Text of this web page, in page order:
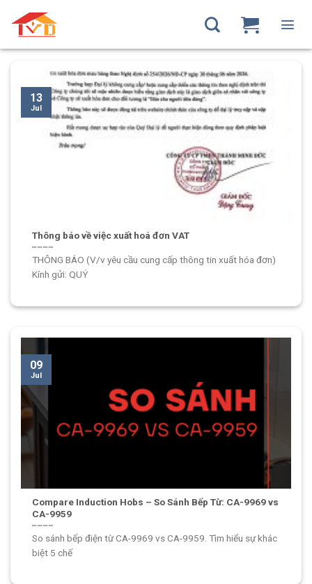
TIN TỨC
Thông báo về việc xuất hoá đơn VAT
THÔNG BÁO (V/v yêu cầu cung cấp thông tin xuất hóa đơn)
Kính gửi: QUÝ
13
Jul
Compare Induction Hobs – So Sánh Bếp Từ: CA-9969 vs
CA-9959
So sánh bếp điện từ CA-9969 vs CA-9959. Tìm hiểu sự khác
biệt 5 chế
09
Jul